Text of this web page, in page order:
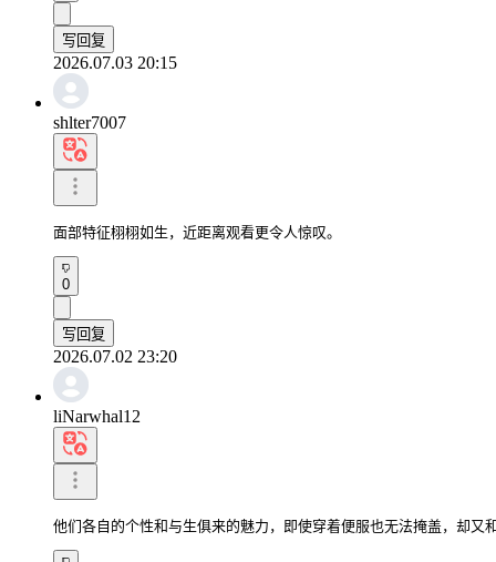
写回复
2026.07.03 20:15
shlter7007
面部特征栩栩如生，近距离观看更令人惊叹。
0
写回复
2026.07.02 23:20
liNarwhal12
他们各自的个性和与生俱来的魅力，即使穿着便服也无法掩盖，却又